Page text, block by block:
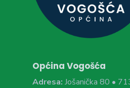
Općina Vogošća
Adresa: Jošanička 80 •